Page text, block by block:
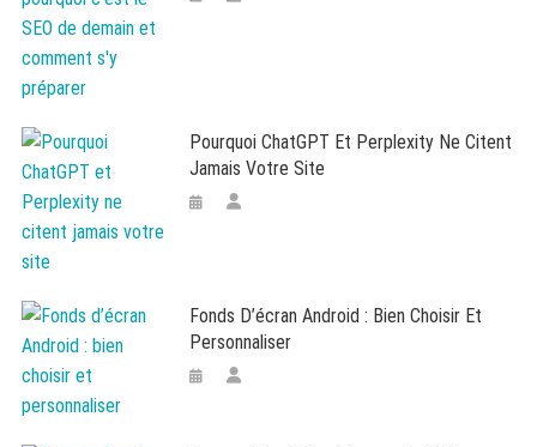
Pourquoi ChatGPT Et Perplexity Ne Citent
Jamais Votre Site
Fonds D’écran Android : Bien Choisir Et
Personnaliser